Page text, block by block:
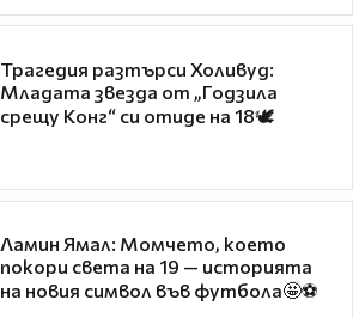
Трагедия разтърси Холивуд:
Младата звезда от „Годзила
срещу Конг“ си отиде на 18🕊️
Ламин Ямал: Момчето, което
покори света на 19 — историята
на новия символ във футбола🤩⚽